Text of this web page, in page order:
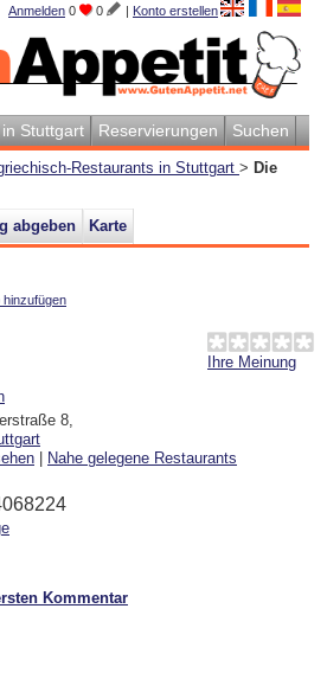
Anmelden 0 0 | Konto erstellen
Stuttgart Reservierungen Suchen
Restaurants in Stuttgart > Die
abgeben Karte
hinzufügen
Ihre Meinung
8
| Nahe gelegene Restaurants
Kommentar